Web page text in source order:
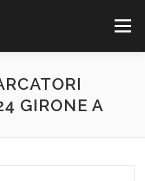
Menù
CALCIO A 5
GIRONE A